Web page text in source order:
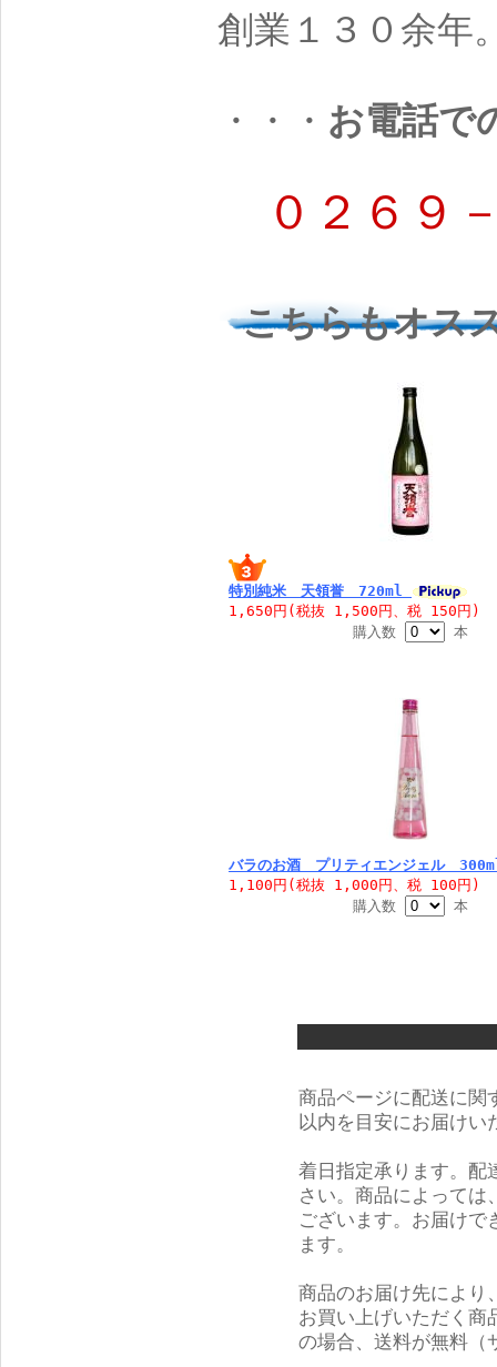
創業１３０余年
・・・ お電話で
０２６９
こちらもオス
特別純米 天領誉 720ml
1,650円(税抜 1,500円、税 150円)
購入数
本
バラのお酒 プリティエンジェル
1,100円(税抜 1,000円、税 100円)
購入数
本
商品ページに配送に関
以内を目安にお届けい
着日指定承ります。配
さい。商品によっては
ございます。お届けで
ます。
商品のお届け先により
お買い上げいただく商
の場合、送料が無料（